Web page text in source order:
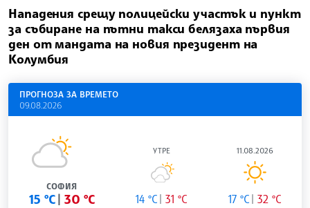
Нападения срещу полицейски участък и пункт
за събиране на пътни такси белязаха първия
ден от мандата на новия президент на
Колумбия
ПРОГНОЗА ЗА ВРЕМЕТО
09.08.2026
СОФИЯ
15 °C 30 °C
УТРЕ
14 °C 31 °C
11.08.2026
17 °C 32 °C